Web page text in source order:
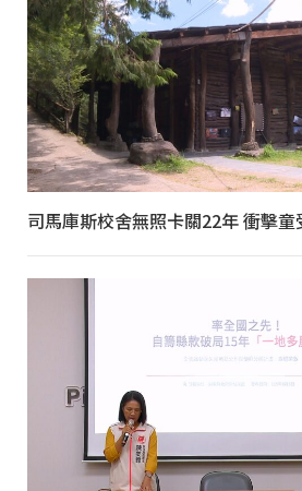
司馬庫斯校舍無照卡關22年 衝擊童